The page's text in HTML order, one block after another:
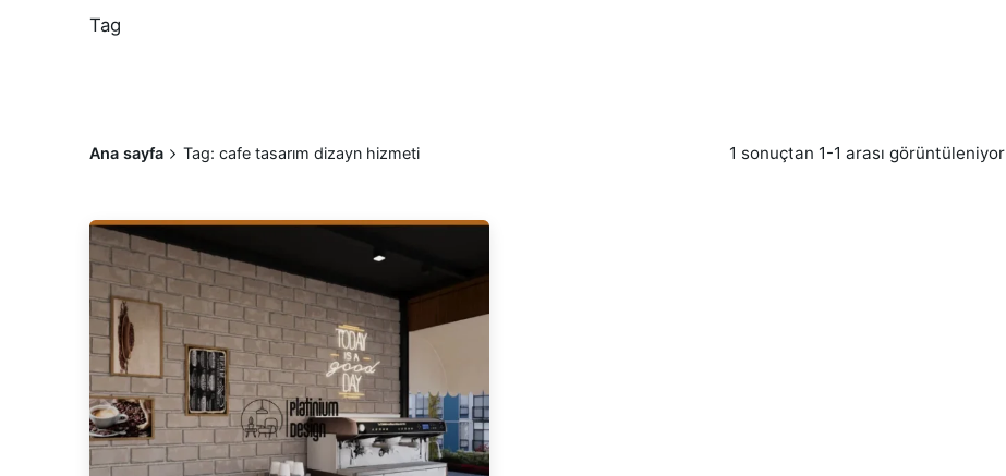
Tag
Ana sayfa Tag: cafe tasarım dizayn hizmeti 1 sonuçtan 1-1 arası görüntüleniyor